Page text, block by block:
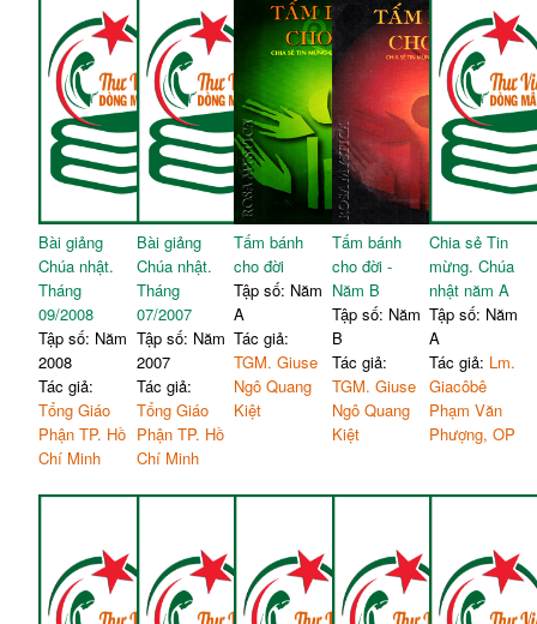
Bài giảng
Chúa nhật.
Tháng
09/2008
Tập số: Năm
2008
Tác giả:
Tổng Giáo
Phận TP. Hồ
Chí Minh
Bài giảng
Chúa nhật.
Tháng
07/2007
Tập số: Năm
2007
Tác giả:
Tổng Giáo
Phận TP. Hồ
Chí Minh
Tấm bánh
cho đời
Tập số: Năm
A
Tác giả:
TGM. Giuse
Ngô Quang
Kiệt
Tấm bánh
cho đời -
Năm B
Tập số: Năm
B
Tác giả:
TGM. Giuse
Ngô Quang
Kiệt
Chia sẻ Tin
mừng. Chúa
nhật năm A
Tập số: Năm
A
Tác giả: Lm.
Giacôbê
Phạm Văn
Phượng, OP